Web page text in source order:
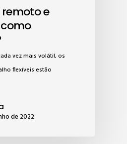
e
vez mais volátil, os
flexíveis estão
de 2022